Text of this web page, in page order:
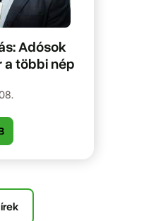
Adósok
a többi nép